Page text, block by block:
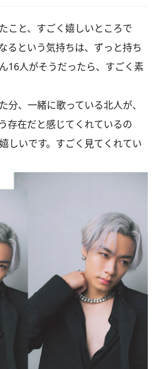
と、すごく嬉しいところで
るという気持ちは、ずっと持ち
16人がそうだったら、すごく素
、一緒に歌っている北人が、
存在だと感じてくれているの
しいです。すごく見てくれてい